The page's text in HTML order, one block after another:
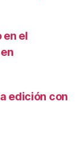
en el
edición con